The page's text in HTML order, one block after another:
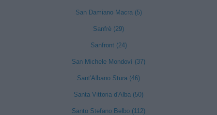
San Damiano Macra (5)
Sanfrè (29)
Sanfront (24)
San Michele Mondovì (37)
Sant'Albano Stura (46)
Santa Vittoria d'Alba (50)
Santo Stefano Belbo (112)